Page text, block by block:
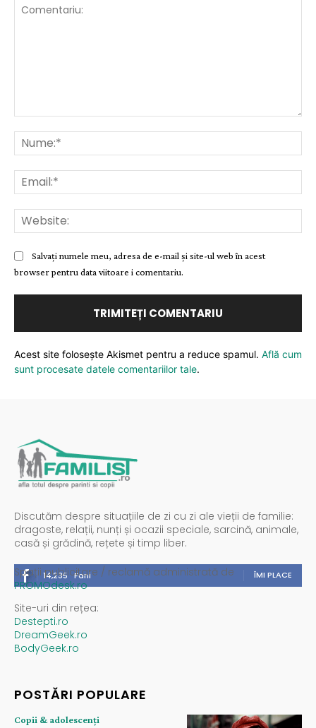
Salvați numele meu, adresa de e-mail și site-ul web în acest
browser pentru data viitoare i comentariu.
Acest site folosește Akismet pentru a reduce spamul. Află cum
sunt procesate datele comentariilor tale.
Discutăm despre situațiile de zi cu zi ale vieții de familie:
dragoste, relații, nunți și ocazii speciale, sarcină, animale,
casă și grădină, rețete și timp liber.
14,235 Fani ÎMI PLACE
Spații publicitare / reclamă administrată de
PROMOdesk.ro
Site-uri din rețea:
Destepti.ro
DreamGeek.ro
BodyGeek.ro
POSTĂRI POPULARE
Copii & adolescenți